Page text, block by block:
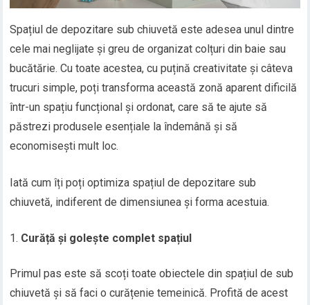
Spațiul de depozitare sub chiuvetă este adesea unul dintre
cele mai neglijate și greu de organizat colțuri din baie sau
bucătărie. Cu toate acestea, cu puțină creativitate și câteva
trucuri simple, poți transforma această zonă aparent dificilă
într-un spațiu funcțional și ordonat, care să te ajute să
păstrezi produsele esențiale la îndemână și să
economisești mult loc.
Iată cum îți poți optimiza spațiul de depozitare sub
chiuvetă, indiferent de dimensiunea și forma acestuia.
Curăță și golește complet spațiul
Primul pas este să scoți toate obiectele din spațiul de sub
chiuvetă și să faci o curățenie temeinică. Profită de acest